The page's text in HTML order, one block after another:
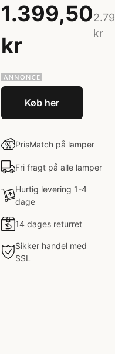
1.399,50
kr
kr
Køb her
PrisMatch på lamper
Fri fragt på alle lamper
Hurtig levering 1-4
dage
14 dages returret
Sikker handel med
SSL